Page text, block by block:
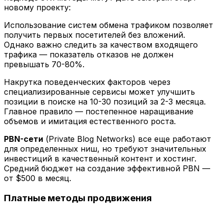
новому проекту:
Использование систем обмена трафиком позволяет
получить первых посетителей без вложений.
Однако важно следить за качеством входящего
трафика — показатель отказов не должен
превышать 70-80%.
Накрутка поведенческих факторов через
специализированные сервисы может улучшить
позиции в поиске на 10-30 позиций за 2-3 месяца.
Главное правило — постепенное наращивание
объемов и имитация естественного роста.
PBN-сети (Private Blog Networks) все еще работают
для определенных ниш, но требуют значительных
инвестиций в качественный контент и хостинг.
Средний бюджет на создание эффективной PBN —
от $500 в месяц.
Платные методы продвижения